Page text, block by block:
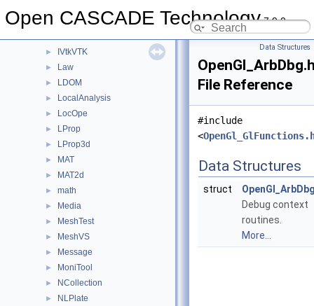
Open CASCADE Technology7.9.0
IVtkOCC
► IVtkVTK
► Law
► LDOM
► LocalAnalysis
► LocOpe
► LProp
► LProp3d
► MAT
► MAT2d
► math
► Media
► MeshTest
► MeshVS
► Message
► MoniTool
► NCollection
► NLPlate
Data Structures
File Reference
#include
<
Data Structures
struct
Debug context
routines.
More...